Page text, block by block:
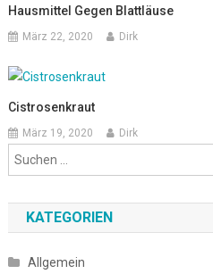
Hausmittel Gegen Blattläuse
März 22, 2020 Dirk
Cistrosenkraut
März 19, 2020 Dirk
KATEGORIEN
Allgemein